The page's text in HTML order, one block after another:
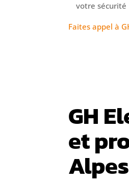
votre sécurité
Faites appel à
GH
et
Alpes